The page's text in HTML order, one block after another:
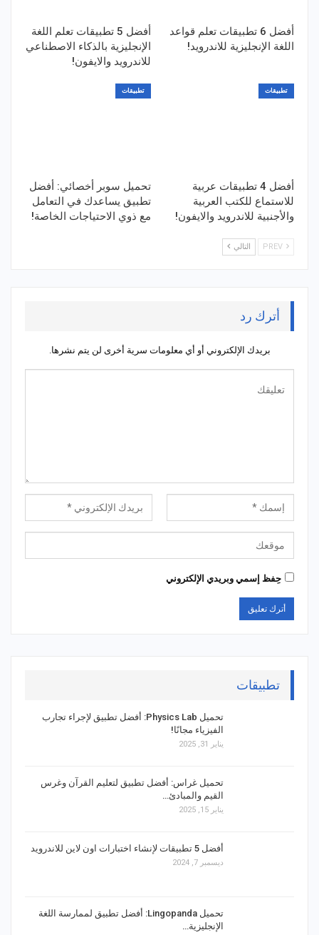
أفضل 6 تطبيقات تعلم قواعد
اللغة الإنجليزية للاندرويد!
أفضل 5 تطبيقات تعلم اللغة
الإنجليزية بالذكاء الاصطناعي
للاندرويد والايفون!
تطبيقات
أفضل 4 تطبيقات عربية
للاستماع للكتب العربية
والأجنبية للاندرويد والايفون!
تطبيقات
تحميل سوبر أخصائي: أفضل
تطبيق يساعدك في التعامل
مع ذوي الاحتياجات الخاصة!
التالي
أترك رد
بريدك الإلكتروني أو أي معلومات سرية أخرى لن يتم نشرها.
حِفظ إسمي وبريدي الإلكتروني
تطبيقات
تحميل Physics Lab: أفضل تطبيق لإجراء تجارب
الفيزياء مجانًا!
يناير 31, 2025
تحميل غراس: أفضل تطبيق لتعليم القرآن وغرس
القيم والمبادئ…
يناير 15, 2025
أفضل 5 تطبيقات لإنشاء اختبارات اون لاين للاندرويد
ديسمبر 7, 2024
تحميل Lingopanda: أفضل تطبيق لممارسة اللغة
الإنجليزية…